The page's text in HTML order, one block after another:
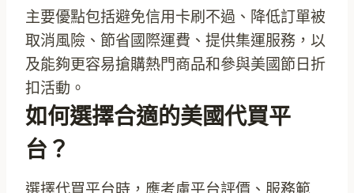
主要優點包括避免信用卡刷不過、降低訂單被
取消風險、節省國際運費、提供集運服務，以
及能夠更容易搶購熱門商品和參與美國節日折
扣活動。
如何選擇合適的美國代買平
台？
選擇代買平台時，應考慮平台評價、服務範